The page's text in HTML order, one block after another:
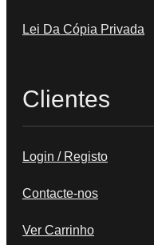
Lei Da Cópia Privada
Clientes
Login / Registo
Contacte-nos
Ver Carrinho